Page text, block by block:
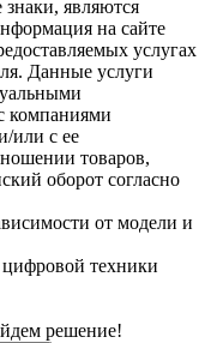
являются
на сайте
услугах
Данные услуги
компаниями
или с ее
товаров,
оборот согласно
от модели и
техники
решение!